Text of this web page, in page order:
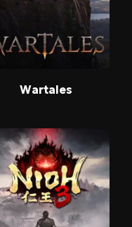
Wartales